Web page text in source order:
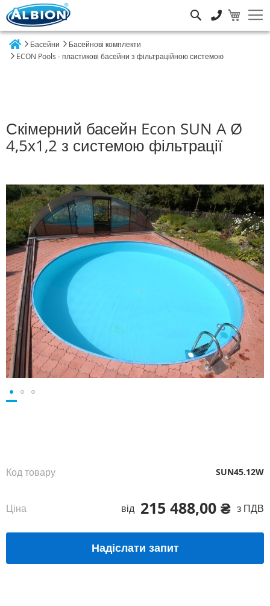
Басейни
Басейнові комплекти
ECON Pools - пластикові басейни з фільтраційною системою
Скімерний басейн Econ SUN A Ø
4,5х1,2 з системою фільтрації
Перейти
до
кінця
галереї
зображень
215 488,00 ₴ з ПДВ
Ціна від
Код товару SUN45.12W
Надіслати запит